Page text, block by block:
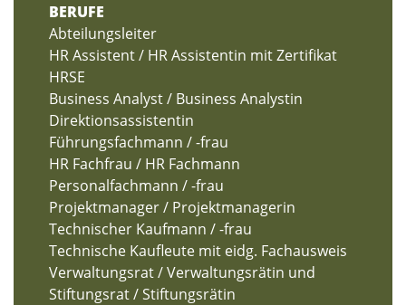
BERUFE
Abteilungsleiter
HR Assistent / HR Assistentin mit Zertifikat
HRSE
Business Analyst / Business Analystin
Direktionsassistentin
Führungsfachmann / -frau
HR Fachfrau / HR Fachmann
Personalfachmann / -frau
Projektmanager / Projektmanagerin
Technischer Kaufmann / -frau
Technische Kaufleute mit eidg. Fachausweis
Verwaltungsrat / Verwaltungsrätin und
Stiftungsrat / Stiftungsrätin